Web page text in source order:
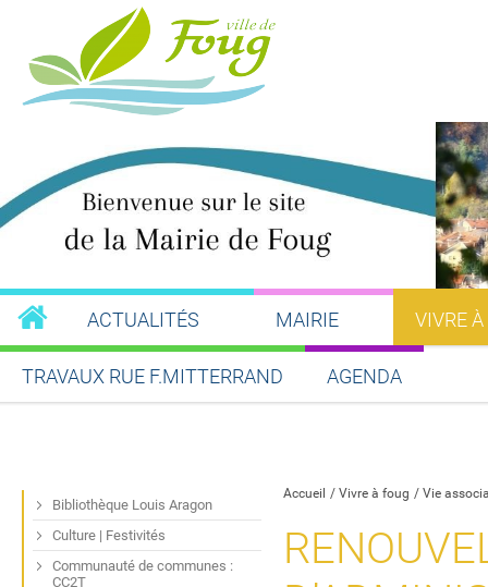
ACTUALITÉS MAIRIE VIVRE
TRAVAUX RUE F.MITTERRAND AGENDA
Accueil Vivre à foug Vie
Bibliothèque Louis Aragon
Culture | Festivités
Communauté de communes :
CC2T